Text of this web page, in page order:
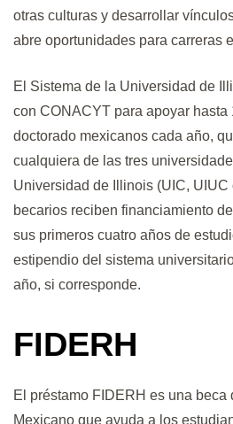
otras culturas y desarrollar
abre oportunidades para carreras
El Sistema de la Universidad de
con CONACYT para apoyar hasta
doctorado mexicanos cada año,
cualquiera de las tres
Universidad de Illinois (UIC, UIUC
becarios reciben financiamiento
sus primeros cuatro años de
estipendio del sistema
año, si corresponde.
FIDERH
El préstamo FIDERH es una beca
Mexicano que ayuda a los